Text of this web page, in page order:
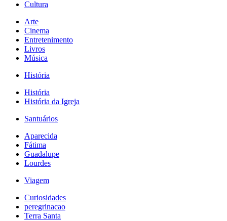
Cultura
Arte
Cinema
Entretenimento
Livros
Música
História
História
História da Igreja
Santuários
Aparecida
Fátima
Guadalupe
Lourdes
Viagem
Curiosidades
peregrinacao
Terra Santa